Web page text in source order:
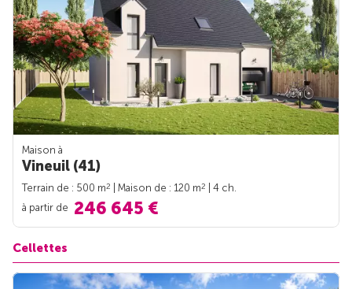
Maison à
Vineuil (41)
Terrain de : 500 m2 | Maison de : 120 m2
| 4 ch.
à partir de 246 645 €
Cellettes